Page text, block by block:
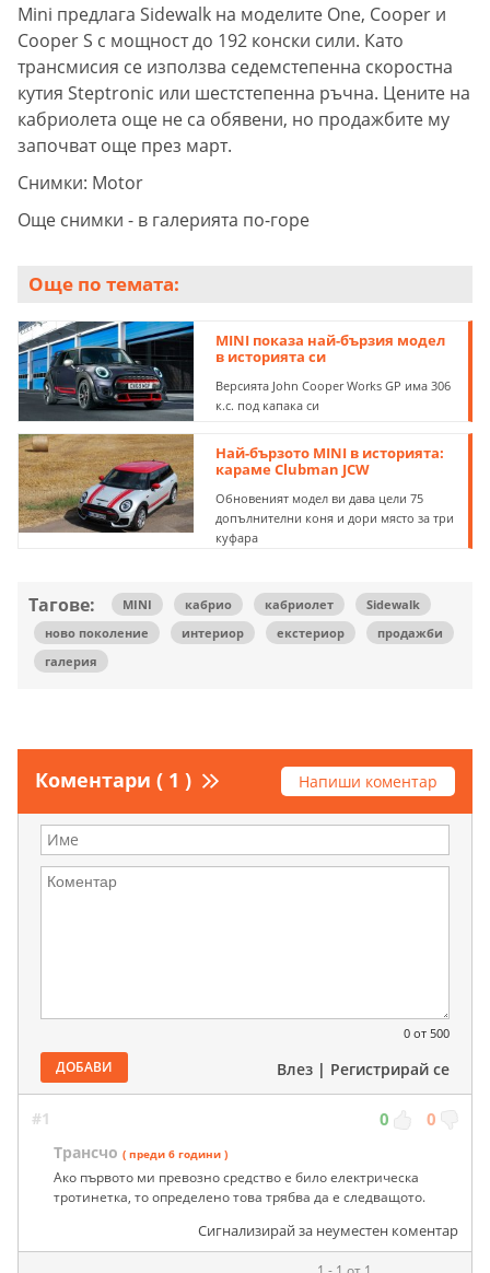
Mini предлага Sidewalk на моделите One, Cooper и
Cooper S с мощност до 192 конски сили. Като
трансмисия се използва седемстепенна скоростна
кутия Steptronic или шестстепенна ръчна. Цените на
кабриолета още не са обявени, но продажбите му
започват още през март.
Снимки: Motor
Още снимки - в галерията по-горе
Още по темата:
MINI показа най-бързия модел
в историята си
Версията John Cooper Works GP има 306
к.с. под капака си
Най-бързото MINI в историята:
караме Clubman JCW
Обновеният модел ви дава цели 75
допълнителни коня и дори място за три
куфара
Тагове: MINI кабрио кабриолет
Sidewalk
ново поколение
интериор екстериор
продажби
галерия
Коментари ( 1 ) Напиши коментар
0 от 500
ДОБАВИ Влез | Регистрирай се
#1 0 0
Трансчо ( преди 6 години )
Ако първото ми превозно средство е било електрическа
тротинетка, то определено това трябва да е следващото.
Сигнализирай за неуместен коментар